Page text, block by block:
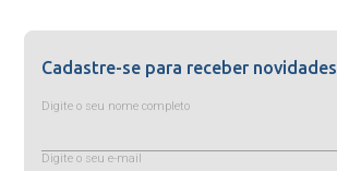
Cadastre-se para receber novidades
Digite o seu nome completo
Digite o seu e-mail